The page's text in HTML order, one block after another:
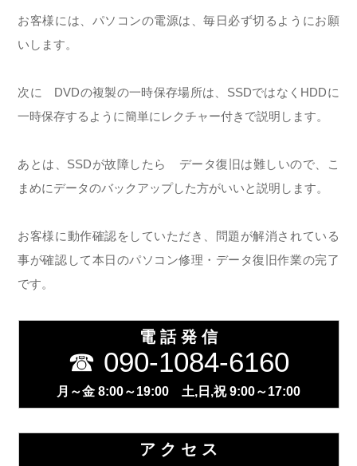
お客様には、パソコンの電源は、毎日必ず切るようにお願
いします。
次に DVDの複製の一時保存場所は、SSDではなくHDDに
一時保存するように簡単にレクチャー付きで説明します。
あとは、SSDが故障したら データ復旧は難しいので、こ
まめにデータのバックアップした方がいいと説明します。
お客様に動作確認をしていただき、問題が解消されている
事が確認して本日のパソコン修理・データ復旧作業の完了
です。
電 話 発 信
☎ 090-1084-6160
月～金 8:00～19:00 土,日,祝 9:00～17:00
ア ク セ ス